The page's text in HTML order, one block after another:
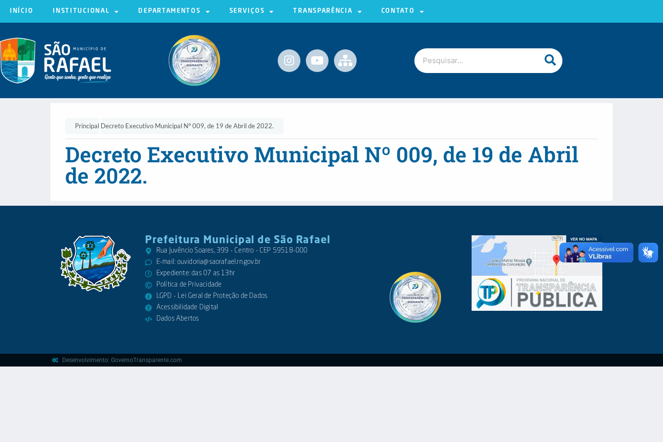
INÍCIO INSTITUCIONAL DEPARTAMENTOS SERVIÇOS TRANSPARÊNCIA CONTATO
Principal Decreto Executivo Municipal Nº 009, de 19 de Abril de 2022.
Decreto Executivo Municipal Nº 009, de 19 de Abril
de 2022.
Prefeitura Municipal de São Rafael
Rua Juvêncio Soares, 399 - Centro - CEP 59518-000
E-mail: ouvidoria@saorafael.rn.gov.br
Expediente: das 07 as 13hr
Política de Privacidade
LGPD - Lei Geral de Proteção de Dados
Acessibilidade Digital
Dados Abertos
Desenvolvimento: GovernoTransparente.com